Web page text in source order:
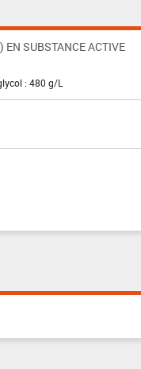
SUBSTANCE ACTIVE
: 480 g/L